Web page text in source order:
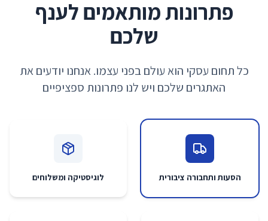
פתרונות מותאמים לענף
שלכם
כל תחום עסקי הוא עולם בפני עצמו. אנחנו יודעים את
האתגרים שלכם ויש לנו פתרונות ספציפיים
הסעות ותחבורה ציבורית לוגיסטיקה ומשלוחים